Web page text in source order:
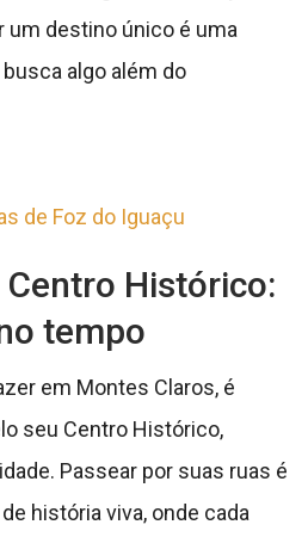
um destino único é uma
algo além do
de Foz do Iguaçu
Histórico:
tempo
em Montes Claros, é
seu Centro Histórico,
Passear por suas ruas é
história viva, onde cada